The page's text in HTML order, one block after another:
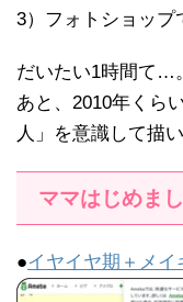
3）フォトショップ
だいたい1時間て…
あと、2010年くら
人」を意識して描
ママはじめまし
●イヤイヤ期＋メイ